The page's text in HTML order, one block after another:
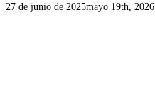
27 de junio de 2025mayo 19th, 2026